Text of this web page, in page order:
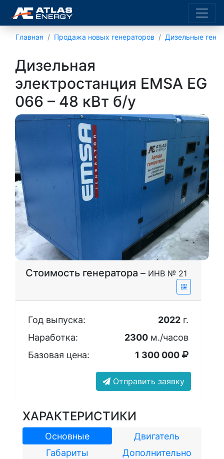
Главная Продажа новых генераторов Дизельные
Дизельная
электростанция EMSA EG
066 – 48 кВт б/у
Стоимость генератора – ИНВ № 21
Год выпуска: 2022 г.
Наработка:
2300 м./часов
Базовая цена:
1 300 000
Отправить заявку
ХАРАКТЕРИСТИКИ
Основные
Двигатель
Габариты
Дополнительно